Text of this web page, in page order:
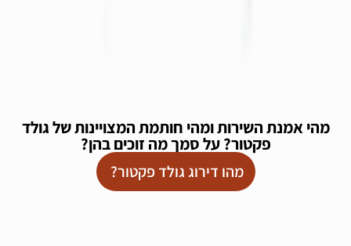
מהי אמנת השירות ומהי חותמת המצויינות של גולד
פקטור? על סמך מה זוכים בהן?
מהו דירוג גולד פקטור?